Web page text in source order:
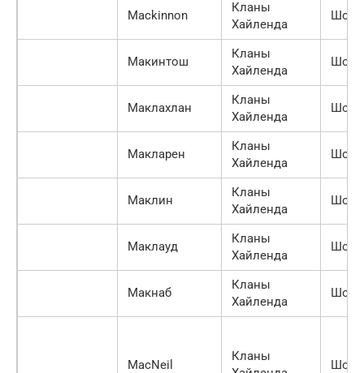
Mackinnon
Кланы
Хайленда
Макинтош
Кланы
Хайленда
Маклахлан
Кланы
Хайленда
Макларен
Кланы
Хайленда
Маклин
Кланы
Хайленда
Маклауд
Кланы
Хайленда
Макнаб
Кланы
Хайленда
MacNeil
Кланы